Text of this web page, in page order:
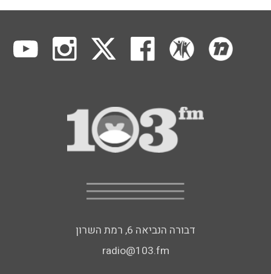
דבורה הנביאה 6, רמת השרון
radio@103.fm